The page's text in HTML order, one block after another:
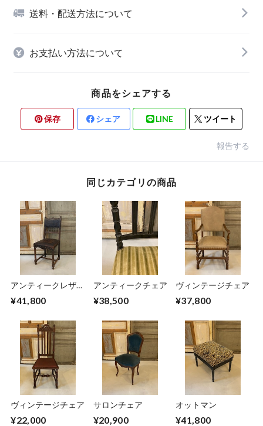
送料・配送方法について
お支払い方法について
商品をシェアする
保存 シェア LINE ツイート
報告する
同じカテゴリの商品
アンティークレザー
¥41,800
アンティークチェア
¥38,500
ヴィンテージチェア
¥37,800
ヴィンテージチェア
¥22,000
サロンチェア
¥20,900
オットマン
¥41,800